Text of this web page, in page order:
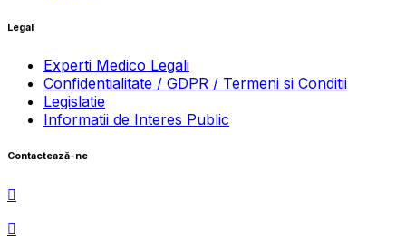
Legal
Experti Medico Legali
Confidentialitate / GDPR / Termeni si Conditii
Legislatie
Informatii de Interes Public
Contactează-ne